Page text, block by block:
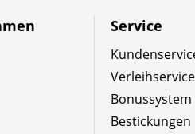
Service
Verleihservice
Bonussystem
Bestickungen